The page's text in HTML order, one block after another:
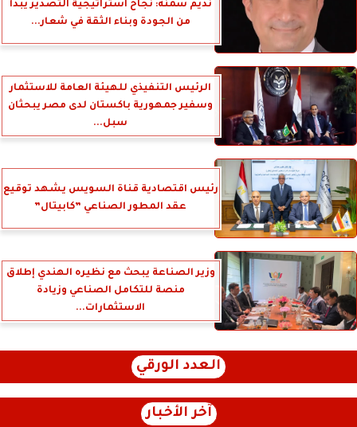
نديم سمنه: نجاح استراتيجية التصدير يبدأ
من الجودة وبناء الثقة في شعار...
الرئيس التنفيذي للهيئة العامة للاستثمار
وسفير جمهورية باكستان لدى مصر يبحثان
سبل...
رئيس اقتصادية قناة السويس يشهد توقيع
عقد المطور الصناعي ”كابيتال”
وزير الصناعة يبحث مع نظيره الهندي إطلاق
منصة للتكامل الصناعي وزيادة
الاستثمارات...
العدد الورقي
آخر الأخبار